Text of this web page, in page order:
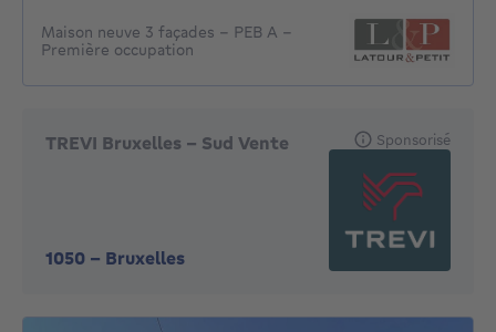
Maison neuve 3 façades – PEB A -
Première occupation
TREVI Bruxelles - Sud Vente
1050 - Bruxelles
Sponsorisé